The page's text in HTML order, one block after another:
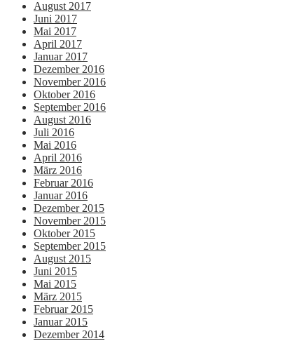
August 2017
Juni 2017
Mai 2017
April 2017
Januar 2017
Dezember 2016
November 2016
Oktober 2016
September 2016
August 2016
Juli 2016
Mai 2016
April 2016
März 2016
Februar 2016
Januar 2016
Dezember 2015
November 2015
Oktober 2015
September 2015
August 2015
Juni 2015
Mai 2015
März 2015
Februar 2015
Januar 2015
Dezember 2014